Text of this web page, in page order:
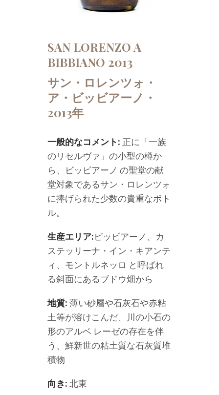
SAN LORENZO A
BIBBIANO 2013
サン・ロレンツォ・
ア・ビッビアーノ・
2013年
一般的なコメント: 正に「一族
のリセルヴァ」の小型の樽か
ら、ビッビアーノ の聖堂の献
堂対象であるサン・ロレンツォ
に捧げられた少数の貴重なボト
ル。
生産エリア:ビッビアーノ、カ
ステッリーナ・イン・キアンテ
ィ、モントルネッロ と呼ばれ
る斜面にあるブドウ畑から
地質: 薄い砂層や石灰石や赤粘
土等が溶けこんだ、川の小石の
形のアルベ レーゼの存在を伴
う、鮮新世の粘土質な石灰質堆
積物
向き: 北東